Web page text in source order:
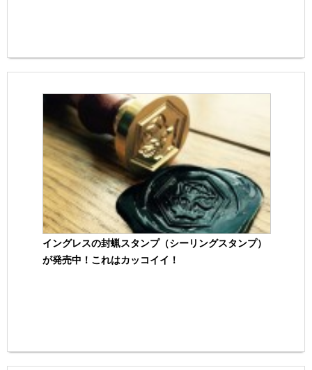
イングレスの封蝋スタンプ（シーリングスタンプ）
が発売中！これはカッコイイ！